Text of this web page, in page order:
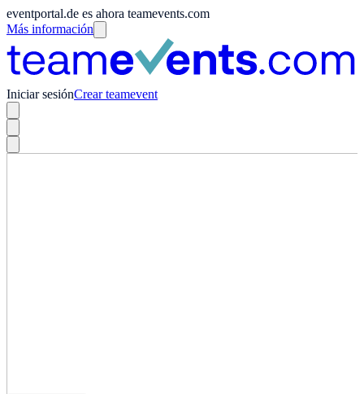
eventportal.de es ahora teamevents.com
Más información
Iniciar sesiónCrear teamevent